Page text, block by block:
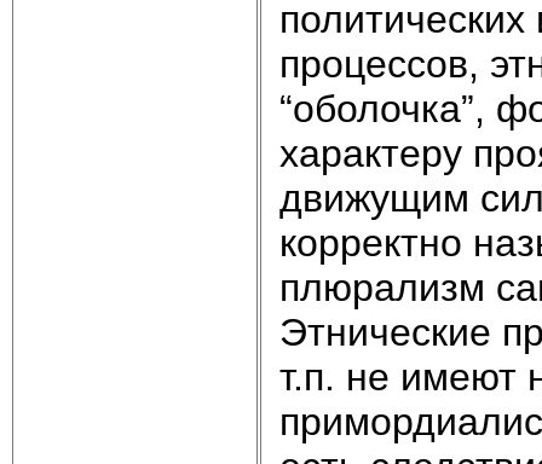
процессов,
“оболочка”,
характеру
движущим
корректно
плюрализм
Этнические
т.п. не имеют